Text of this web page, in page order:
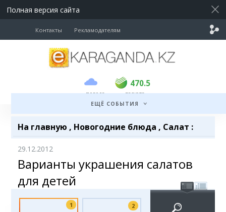
Полная версия сайта
Контакты Рекламодателям
погода
470.5
USD 468.5 470.5
валюта
ЕЩЁ СОБЫТИЯ
На главную , Новогодние блюда , Салат :
29.12.2012
Варианты украшения салатов
для детей
1 2